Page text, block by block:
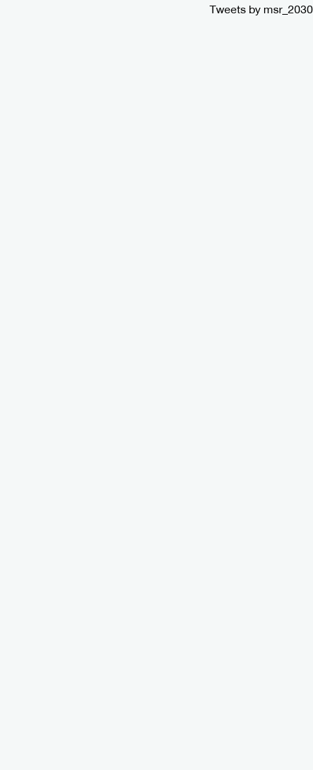
Tweets by msr_2030